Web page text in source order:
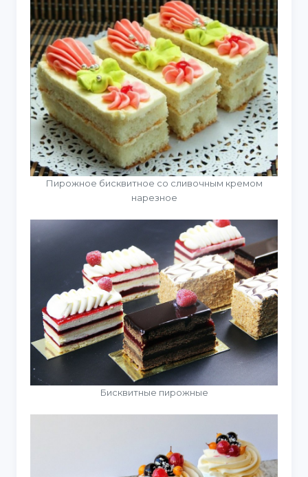
Пирожное бисквитное со сливочным кремом
нарезное
Бисквитные пирожные